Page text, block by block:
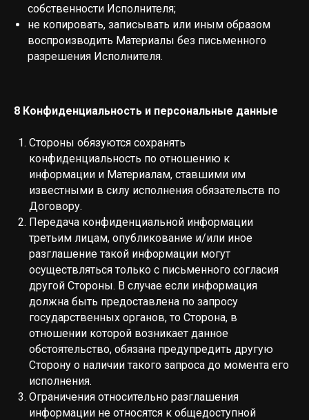
собственности Исполнителя;
не копировать, записывать или иным образом
воспроизводить Материалы без письменного
разрешения Исполнителя.
8 Конфиденциальность и персональные данные
Стороны обязуются сохранять
конфиденциальность по отношению к
информации и Материалам, ставшими им
известными в силу исполнения обязательств по
Договору.
Передача конфиденциальной информации
третьим лицам, опубликование и/или иное
разглашение такой информации могут
осуществляться только с письменного согласия
другой Стороны. В случае если информация
должна быть предоставлена по запросу
государственных органов, то Сторона, в
отношении которой возникает данное
обстоятельство, обязана предупредить другую
Сторону о наличии такого запроса до момента его
исполнения.
Ограничения относительно разглашения
информации не относятся к общедоступной